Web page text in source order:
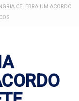
CELEBRA UM ACORDO